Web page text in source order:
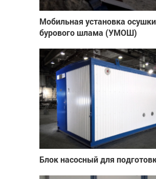
Мобильная установка осушки
бурового шлама (УМОШ)
Блок насосный для